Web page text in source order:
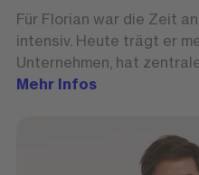
Für Florian war die Zeit
intensiv. Heute trägt er
Unternehmen, hat
konnte durch seine
Mehr Infos